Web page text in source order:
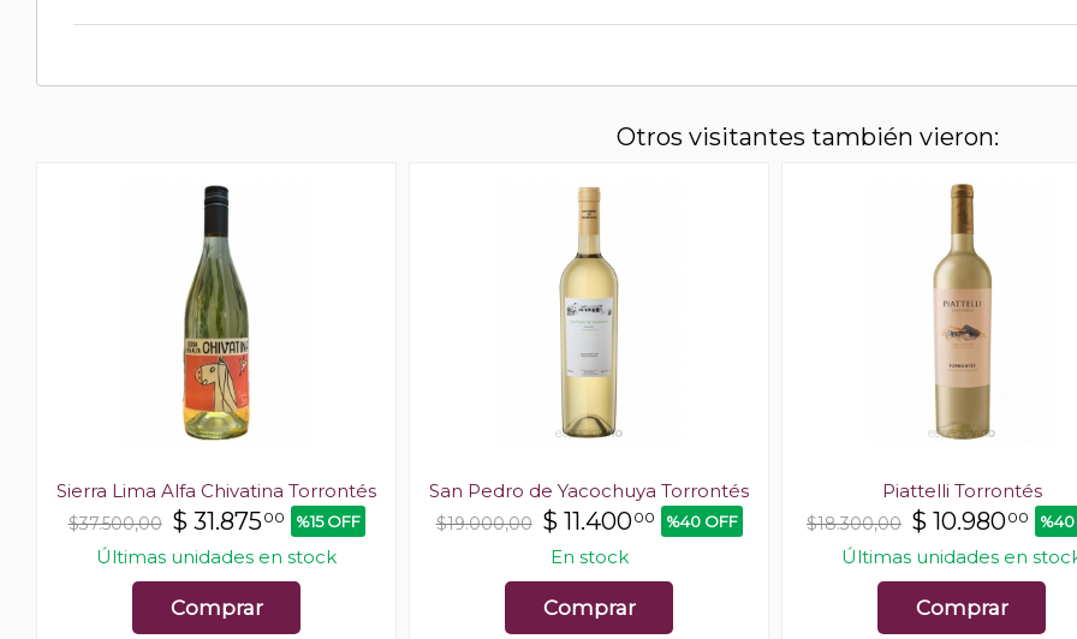
Otros visitantes también vieron:
Sierra Lima Alfa Chivatina Torrontés
$37.500,00 $ 31.87500 %15 OFF
Últimas unidades en stock
Comprar
San Pedro de Yacochuya Torrontés
$19.000,00 $ 11.40000 %40 OFF
En stock
Comprar
Piattelli Torrontés
$18.300,00 $ 10.98000
Últimas unidades en
Comprar